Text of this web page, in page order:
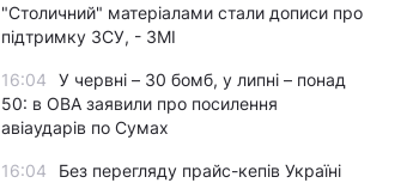
"Столичний" матеріалами стали дописи про
підтримку ЗСУ, - ЗМІ
16:04
У червні – 30 бомб, у липні – понад
50: в ОВА заявили про посилення
авіаударів по Сумах
16:04
Без перегляду прайс-кепів Україні